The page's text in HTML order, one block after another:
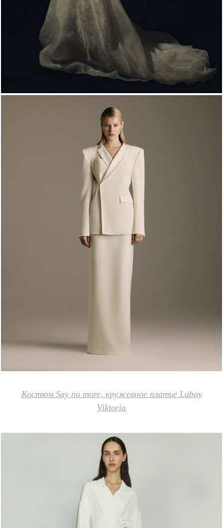
Костюм Say no more, кружевное платье Labay
Viktoria